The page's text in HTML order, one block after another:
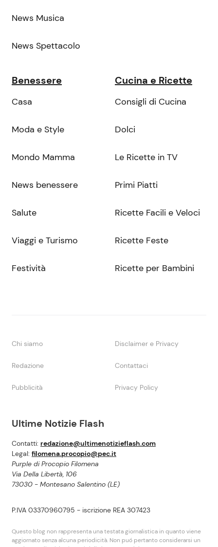
Ultime Notizie Flash
Contatti: redazione@ultimenotizieflash.com
Legal: filomena.procopio@pec.it
Purple di Procopio Filomena
Via Della Libertà, 106
73030 - Montesano Salentino (LE)
P.IVA 03370960795 - iscrizione REA 307423
Questo blog non rappresenta una testata giornalistica in quanto viene
aggiornato senza alcuna periodicità. Non puó pertanto considerarsi un
News Musica
News Spettacolo
Benessere
Casa
Moda e Style
Mondo Mamma
News benessere
Salute
Viaggi e Turismo
Festività
Cucina e Ricette
Consigli di Cucina
Dolci
Le Ricette in TV
Primi Piatti
Ricette Facili e Veloci
Ricette Feste
Ricette per Bambini
Chi siamo Disclaimer e Privacy
Redazione Contattaci
Pubblicità Privacy Policy